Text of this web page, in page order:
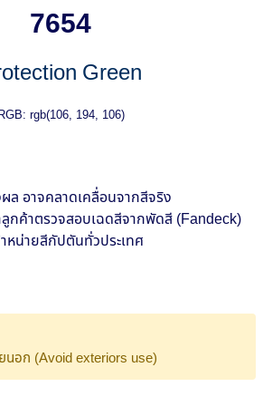
7654
Green
RGB: rgb(106, 194, 106)
ล อาจคลาดเคลื่อนจากสีจริง
กค้าตรวจสอบเฉดสีจากพัดสี (Fandeck)
หน่ายสีกัปตันทั่วประเทศ
นอก (Avoid exteriors use)